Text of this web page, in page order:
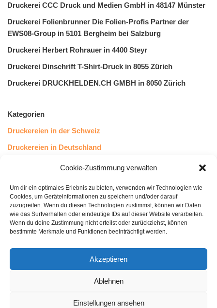
Cookie-Zustimmung verwalten
Um dir ein optimales Erlebnis zu bieten, verwenden wir Technologien wie
Cookies, um Geräteinformationen zu speichern und/oder darauf
zuzugreifen. Wenn du diesen Technologien zustimmst, können wir Daten
wie das Surfverhalten oder eindeutige IDs auf dieser Website verarbeiten.
Wenn du deine Zustimmung nicht erteilst oder zurückziehst, können
bestimmte Merkmale und Funktionen beeinträchtigt werden.
Akzeptieren
Ablehnen
Einstellungen ansehen
Druckerei CCC Druck und Medien GmbH in 48147 Münster
Druckerei Folienbrunner Die Folien-Profis Partner der
EWS08-Group in 5101 Bergheim bei Salzburg
Druckerei Herbert Rohrauer in 4400 Steyr
Druckerei Dinschrift T-Shirt-Druck in 8055 Zürich
Druckerei DRUCKHELDEN.CH GMBH in 8050 Zürich
Kategorien
Druckereien in der Schweiz
Druckereien in Deutschland
Druckereien in Österreich
Kundenstimmen
43Leserstimmen